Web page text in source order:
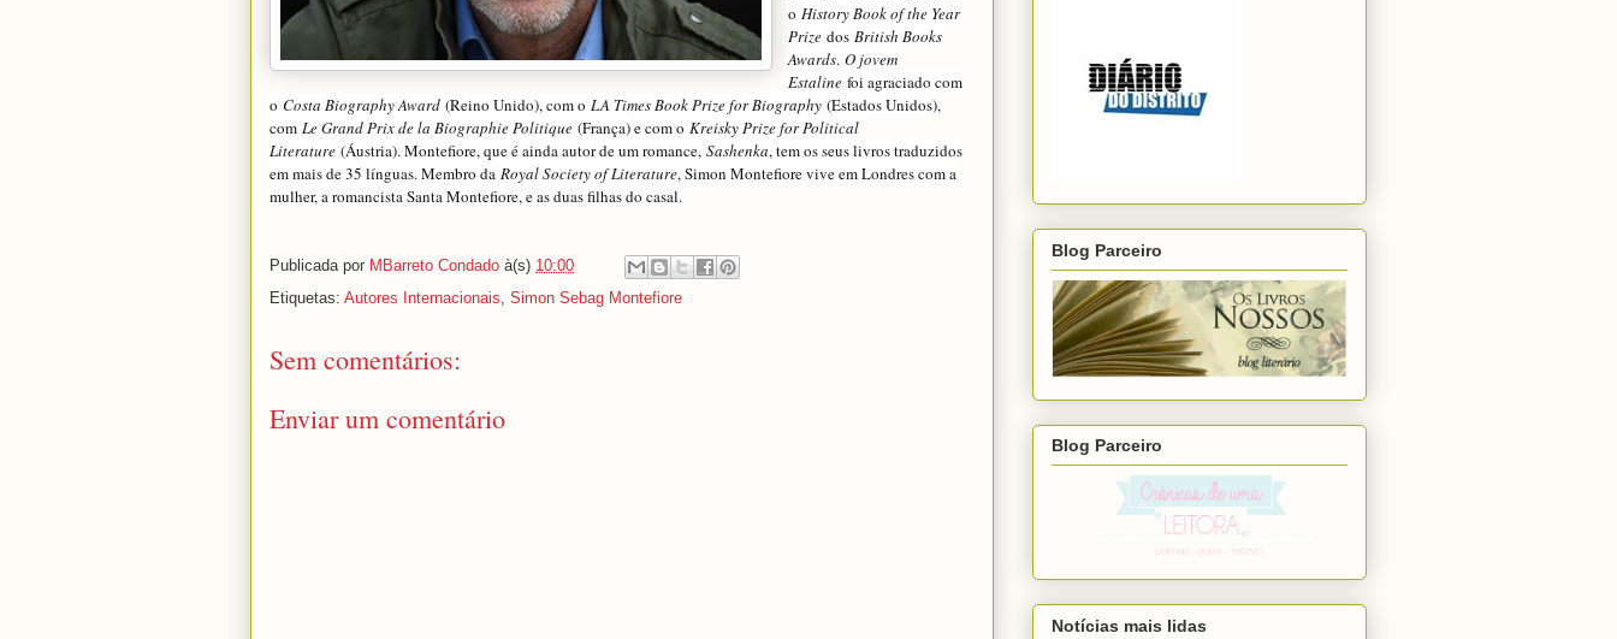
o History Book of the Year
Prize dos British Books
Awards. O jovem
Estaline foi agraciado com
o Costa Biography Award (Reino Unido), com o LA Times Book Prize for Biography (Estados Unidos),
com Le Grand Prix de la Biographie Politique (França) e com o Kreisky Prize for Political
Literature (Áustria). Montefiore, que é ainda autor de um romance, Sashenka, tem os seus livros traduzidos
em mais de 35 línguas. Membro da Royal Society of Literature, Simon Montefiore vive em Londres com a
mulher, a romancista Santa Montefiore, e as duas filhas do casal.
Publicada por MBarreto Condado à(s) 10:00
Etiquetas: Autores Internacionais, Simon Sebag Montefiore
Sem comentários:
Enviar um comentário
Blog Parceiro
Blog Parceiro
Notícias mais lidas